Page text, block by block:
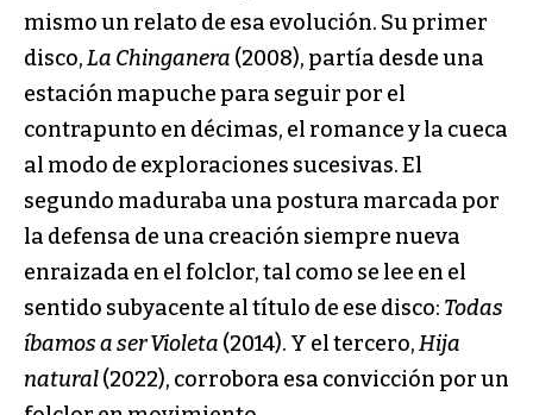
mismo un relato de esa evolución. Su primer
disco,La Chinganera (2008), partía desde una
estación mapuche para seguir por el
contrapunto en décimas, el romance y la cueca
al modo de exploraciones sucesivas. El
segundo maduraba una postura marcada por
la defensa de una creación siempre nueva
enraizada en el folclor, tal como se lee en el
sentido subyacente al título de ese disco: Todas
íbamos a ser Violeta (2014). Y el tercero,Hija
natural(2022), corrobora esa convicción por un